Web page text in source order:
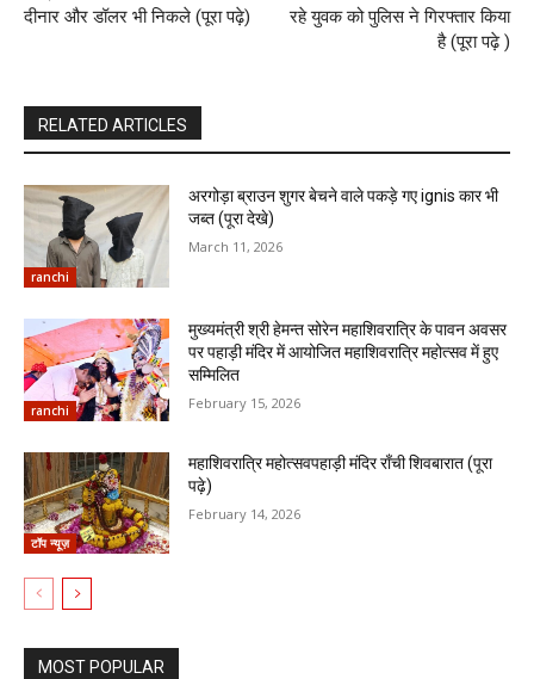
दीनार और डॉलर भी निकले (पूरा पढ़े)
रहे युवक को पुलिस ने गिरफ्तार किया
है (पूरा पढ़े )
RELATED ARTICLES
ranchi
अरगोड़ा ब्राउन शुगर बेचने वाले पकड़े गए ignis कार भी
जब्त (पूरा देखे)
March 11, 2026
ranchi
मुख्यमंत्री श्री हेमन्त सोरेन महाशिवरात्रि के पावन अवसर
पर पहाड़ी मंदिर में आयोजित महाशिवरात्रि महोत्सव में हुए
सम्मिलित
February 15, 2026
टॉप न्यूज़
महाशिवरात्रि महोत्सवपहाड़ी मंदिर राँची शिवबारात (पूरा
पढ़े)
February 14, 2026
MOST POPULAR